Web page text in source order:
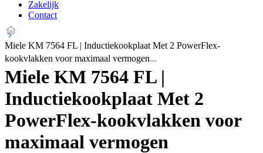
Zakelijk
Contact
Miele KM 7564 FL | Inductiekookplaat Met 2 PowerFlex-
kookvlakken voor maximaal vermogen
Miele KM 7564 FL |
Inductiekookplaat Met 2
PowerFlex-kookvlakken voor
maximaal vermogen